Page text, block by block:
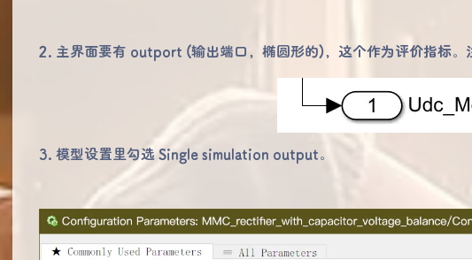
2. 主界面要有 outport (输出端口，椭圆形的)，这个作为评价指标。
3. 模型设置里勾选 Single simulation output。